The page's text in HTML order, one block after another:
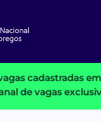
cadastradas
de vagas